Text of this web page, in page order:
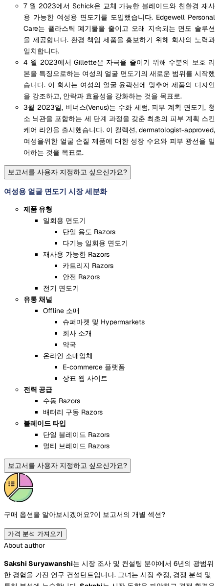
7 월 2023에서 Schick은 교체 가능한 블레이드와 친환경 재사
용 가능한 여성용 면도기를 도입했습니다. Edgewell Personal
Care는 플라스틱 폐기물을 줄이고 오래 지속되는 면도 솔루션
을 제공합니다. 환경 책임 제품을 홍보하기 위해 회사의 노력과
일치합니다.
4 월 2023에서 Gillette은 자극을 줄이기 위해 수분의 보호 리
본을 특징으로하는 여성의 얼굴 면도기의 새로운 범위를 시작했
습니다. 이 회사는 여성의 얼굴 윤곽선에 맞추어 제품의 디자인
을 강조하고, 안락과 효율성을 강화하는 것을 목표로.
3월 2023일, 비너스(Venus)는 수화 세럼, 피부 계획 면도기, 청
소 뇌관을 포함하는 세 단계 과정을 갖춘 최초의 피부 계획 스킨
케어 라인을 출시했습니다. 이 컬렉션, dermatologist-approved,
여성을위한 얼굴 손질 제품에 대한 성장 수요와 피부 광선을 밀
어하는 것을 목표로.
보고서를 사용자 지정하고 싶으신가요?
여성용 얼굴 면도기 시장 세분화
제품 유형
일회용 면도기
단일 용도 Razors
다기능 일회용 면도기
재사용 가능한 Razors
카트리지 Razors
안전 Razors
전기 면도기
유통 채널
Offline 소매
슈퍼마켓 및 Hypermarkets
회사 소개
약국
온라인 소매업체
E-commerce 플랫폼
상표 웹 사이트
전력 공급
수동 Razors
배터리 구동 Razors
블레이드 타입
단일 블레이드 Razors
멀티 브레이드 Razors
보고서를 사용자 지정하고 싶으신가요?
구매 옵션을 알아보시겠어요?이 보고서의 개별 섹션?
가격 분석 가져오기
About author
Sakshi Suryawanshi는 시장 조사 및 컨설팅 분야에서 6년의 광범위
한 경험을 가진 연구 컨설턴트입니다. 그녀는 시장 추정, 경쟁 분석 및